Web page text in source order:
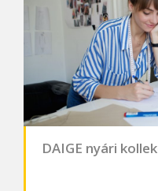
DAIGE nyári